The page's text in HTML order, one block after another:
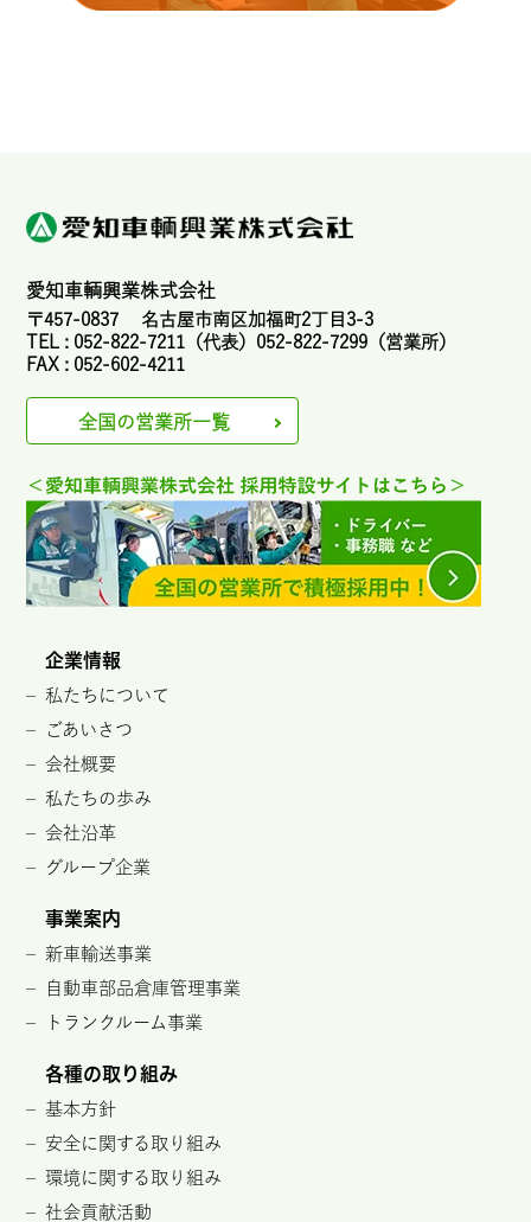
愛知車輌興業株式会社
〒457-0837 名古屋市南区加福町2丁目3-3
TEL : 052-822-7211（代表）052-822-7299（営業所）
FAX : 052-602-4211
全国の営業所一覧
企業情報
私たちについて
ごあいさつ
会社概要
私たちの歩み
会社沿革
グループ企業
事業案内
新車輸送事業
自動車部品倉庫管理事業
トランクルーム事業
各種の取り組み
基本方針
安全に関する取り組み
環境に関する取り組み
社会貢献活動